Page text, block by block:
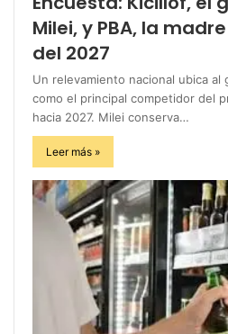
Milei, y PBA, la
del 2027
Un relevamiento nacional ubica al
como el principal competidor del
hacia 2027. Milei conserva…
Leer más »